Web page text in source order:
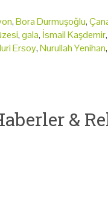
,Bora Durmuşoğlu,
,gala, İsmail Kaşdemir,
Ersoy,Nurullah Yenihan,
&